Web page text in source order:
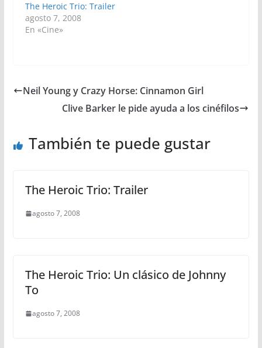
The Heroic Trio: Trailer
agosto 7, 2008
En «Cine»
Neil Young y Crazy Horse: Cinnamon Girl
Clive Barker le pide ayuda a los cinéfilos
También te puede gustar
The Heroic Trio: Trailer
agosto 7, 2008
The Heroic Trio: Un clásico de Johnny
To
agosto 7, 2008